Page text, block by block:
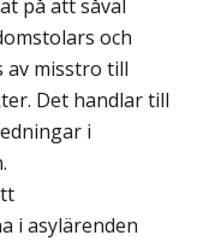
på att såväl
och
av misstro till
Det handlar till
i
i asylärenden